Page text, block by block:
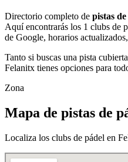
Directorio completo de pistas
Aquí encontrarás los 1 clubs de
de Google, horarios
Tanto si buscas una pista
Felanitx tienes opciones para
Zona
Mapa de pistas de
Localiza los clubs de pádel en